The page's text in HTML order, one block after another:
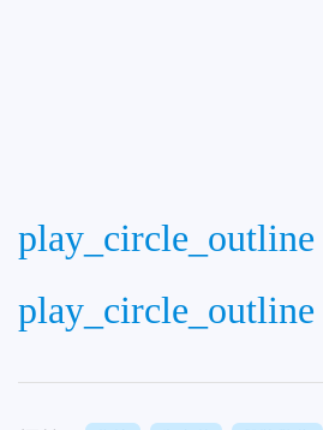
play_circle_outline
play_circle_outline